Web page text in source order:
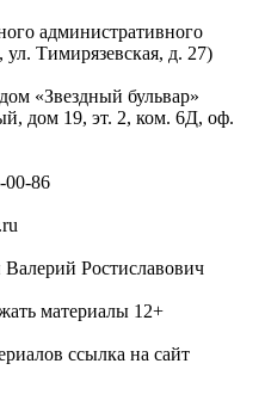
административного
Тимирязевская, д. 27)
«Звездный бульвар»
дом 19, эт. 2, ком. 6Д, оф.
00-86
Ростиславович
материалы 12+
ссылка на сайт